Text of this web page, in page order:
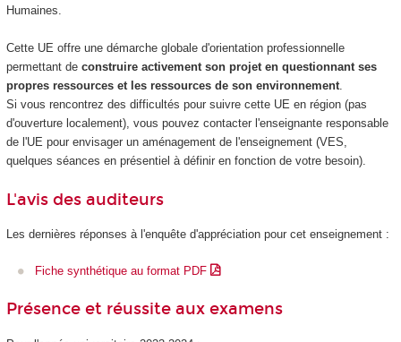
Humaines.
Cette UE offre une démarche globale d'orientation professionnelle
permettant de construire activement son projet en questionnant ses
propres ressources et les ressources de son environnement.
Si vous rencontrez des difficultés pour suivre cette UE en région (pas
d'ouverture localement), vous pouvez contacter l'enseignante responsable
de l'UE pour envisager un aménagement de l'enseignement (VES,
quelques séances en présentiel à définir en fonction de votre besoin).
L'avis des auditeurs
Les dernières réponses à l'enquête d'appréciation pour cet enseignement :
Fiche synthétique au format PDF
Présence et réussite aux examens